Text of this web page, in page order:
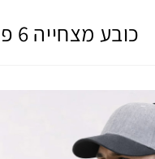
כובע מצחייה 6 פאנל איכותי דגם טד [מותג Ombre]